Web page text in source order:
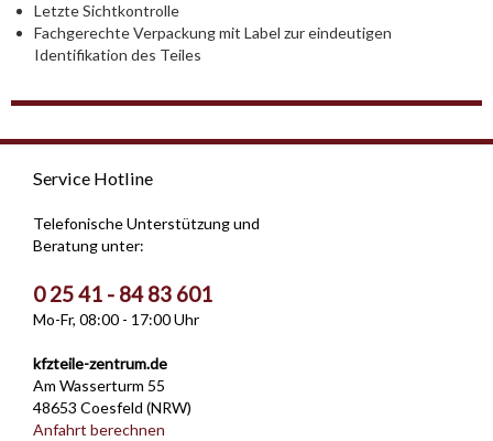
Letzte Sichtkontrolle
Fachgerechte Verpackung mit Label zur eindeutigen
Identifikation des Teiles
Service Hotline
Telefonische Unterstützung und
Beratung unter:
0 25 41 - 84 83 601
Mo-Fr, 08:00 - 17:00 Uhr
kfzteile-zentrum.de
Am Wasserturm 55
48653 Coesfeld (NRW)
Anfahrt berechnen